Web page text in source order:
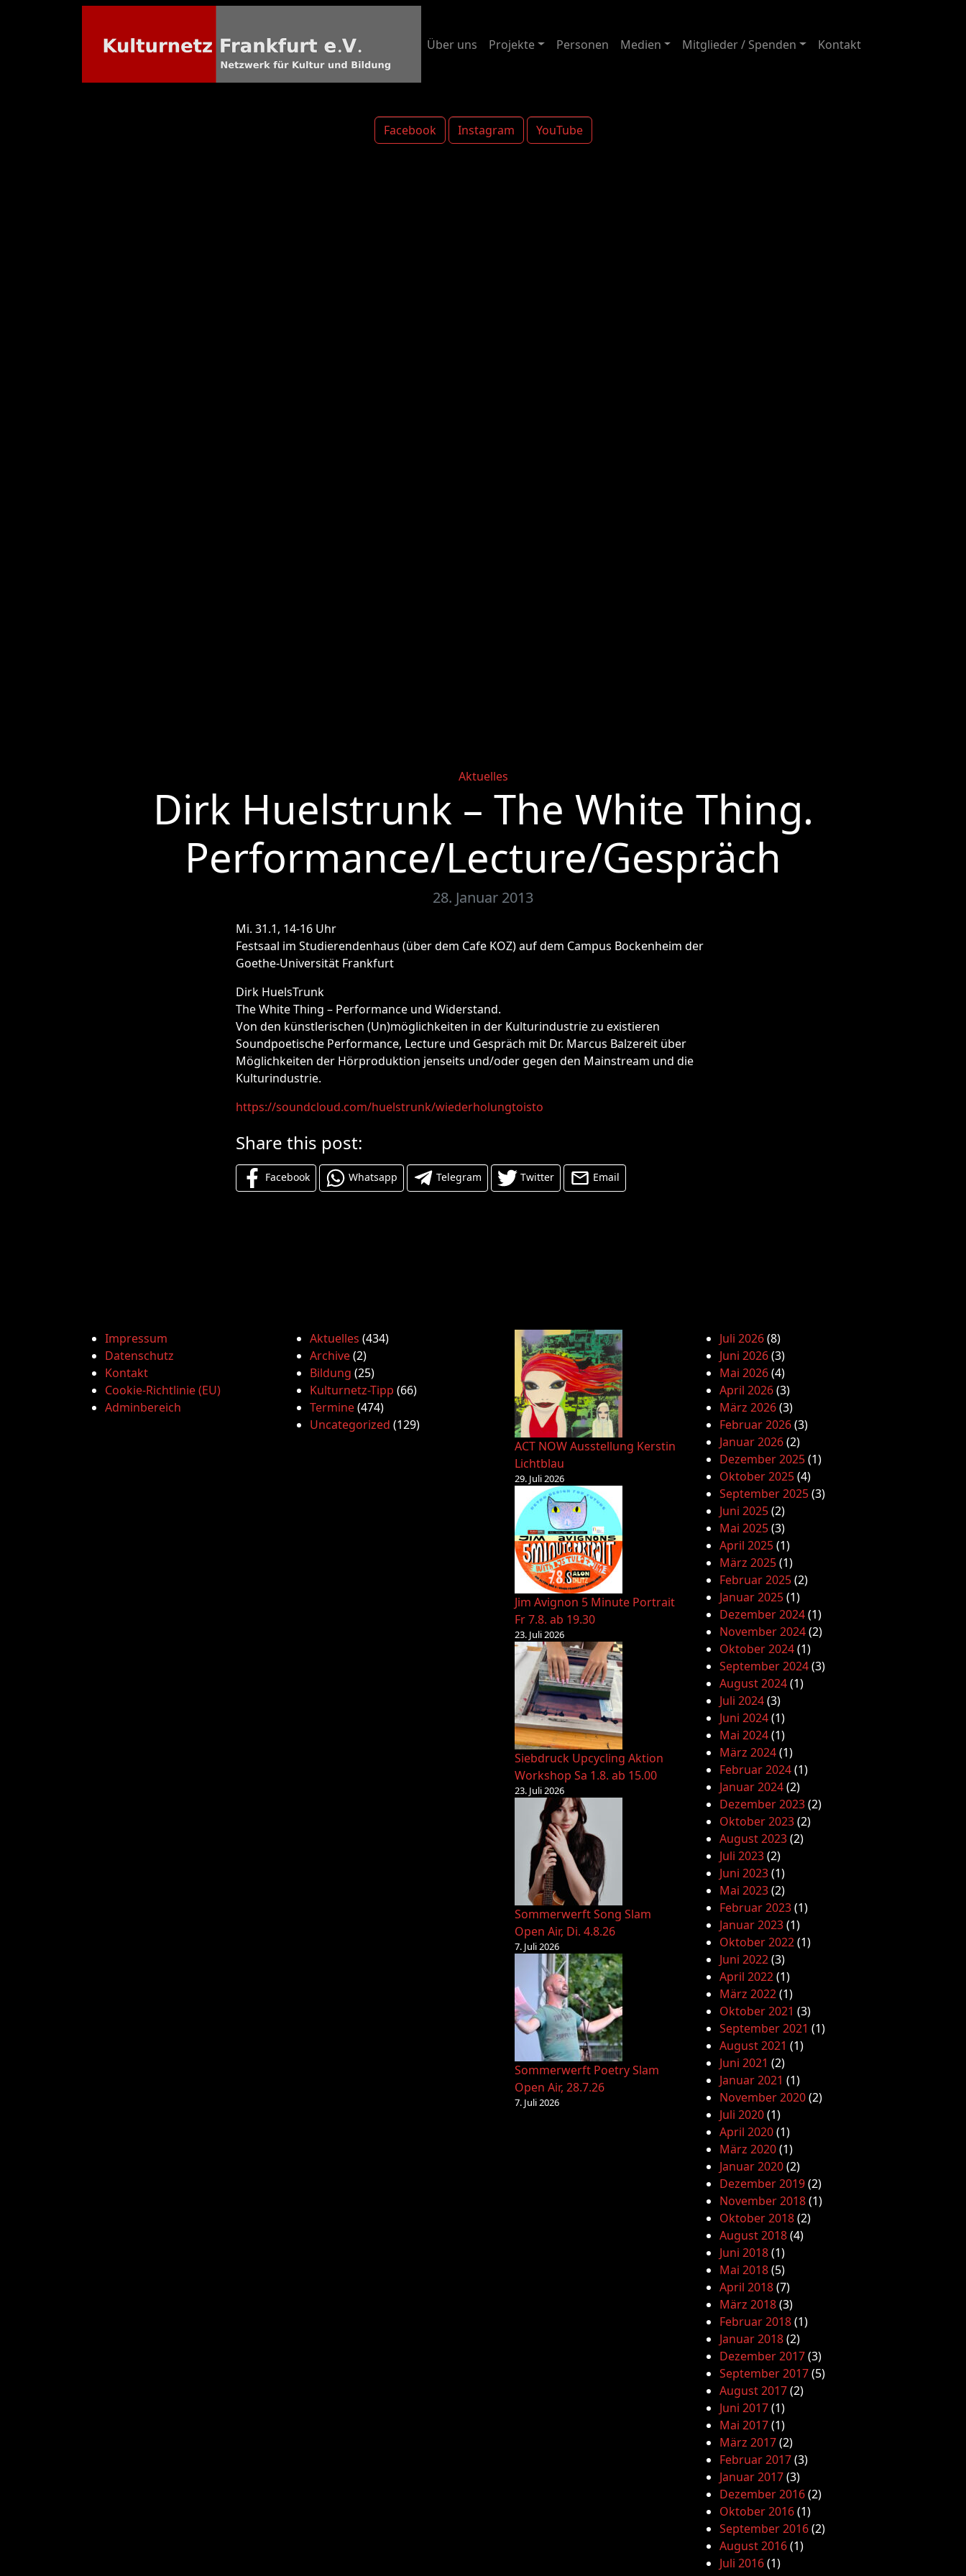
Facebook Instagram YouTube
Über uns Projekte Personen Medien Mitglieder / Spenden Kontakt
Categories
Aktuelles
Dirk Huelstrunk – The White Thing.
Performance/Lecture/Gespräch
28. Januar 2013
Mi. 31.1, 14-16 Uhr
Festsaal im Studierendenhaus (über dem Cafe KOZ) auf dem Campus Bockenheim der
Goethe-Universität Frankfurt
Dirk HuelsTrunk
The White Thing – Performance und Widerstand.
Von den künstlerischen (Un)möglichkeiten in der Kulturindustrie zu existieren
Soundpoetische Performance, Lecture und Gespräch mit Dr. Marcus Balzereit über
Möglichkeiten der Hörproduktion jenseits und/oder gegen den Mainstream und die
Kulturindustrie.
https://soundcloud.com/huelstrunk/wiederholungtoisto
Share this post:
Facebook Whatsapp Telegram Twitter Email
Impressum
Datenschutz
Kontakt
Cookie-Richtlinie (EU)
Adminbereich
Aktuelles (434)
Archive(2)
Bildung (25)
Kulturnetz-Tipp (66)
Termine(474)
Uncategorized (129)
ACT NOW Ausstellung Kerstin
Lichtblau
29. Juli 2026
Jim Avignon 5 Minute Portrait
Fr 7.8. ab 19.30
23. Juli 2026
Siebdruck Upcycling Aktion
Workshop Sa 1.8. ab 15.00
23. Juli 2026
Sommerwerft Song Slam
Open Air, Di. 4.8.26
7. Juli 2026
Sommerwerft Poetry Slam
Open Air, 28.7.26
7. Juli 2026
Juli 2026(8)
Juni 2026(3)
Mai 2026(4)
April 2026(3)
März 2026(3)
Februar 2026(3)
Januar 2026(2)
Dezember 2025(1)
Oktober 2025(4)
September 2025(3)
Juni 2025(2)
Mai 2025(3)
April 2025(1)
März 2025(1)
Februar 2025(2)
Januar 2025(1)
Dezember 2024(1)
November 2024(2)
Oktober 2024(1)
September 2024(3)
August 2024(1)
Juli 2024(3)
Juni 2024(1)
Mai 2024(1)
März 2024(1)
Februar 2024(1)
Januar 2024(2)
Dezember 2023(2)
Oktober 2023(2)
August 2023(2)
Juli 2023(2)
Juni 2023(1)
Mai 2023(2)
Februar 2023(1)
Januar 2023(1)
Oktober 2022(1)
Juni 2022(3)
April 2022(1)
März 2022(1)
Oktober 2021 (3)
September 2021 (1)
August 2021 (1)
Juni 2021 (2)
Januar 2021 (1)
November 2020(2)
Juli 2020(1)
April 2020(1)
März 2020(1)
Januar 2020(2)
Dezember 2019(2)
November 2018(1)
Oktober 2018(2)
August 2018(4)
Juni 2018(1)
Mai 2018(5)
April 2018(7)
März 2018(3)
Februar 2018(1)
Januar 2018(2)
Dezember 2017(3)
September 2017(5)
August 2017(2)
Juni 2017(1)
Mai 2017(1)
März 2017(2)
Februar 2017(3)
Januar 2017(3)
Dezember 2016(2)
Oktober 2016(1)
September 2016(2)
August 2016(1)
Juli 2016(1)